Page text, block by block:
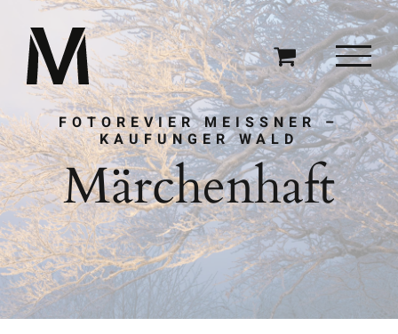
Inhalt
springen
FOTOREVIER MEISSNER –
KAUFUNGER WALD
Märchenhaft